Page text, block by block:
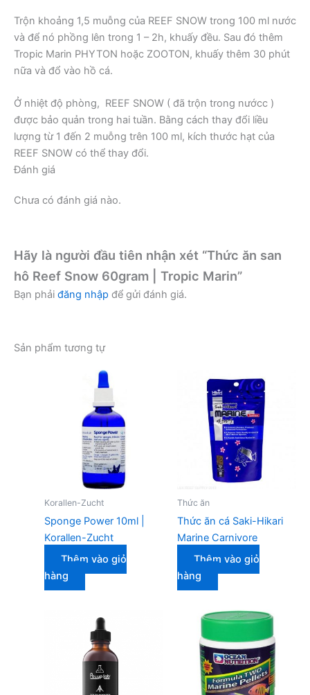
Trộn khoảng 1,5 muỗng của REEF SNOW trong 100 ml nước
và để nó phồng lên trong 1 – 2h, khuấy đều. Sau đó thêm
Tropic Marin PHYTON hoặc ZOOTON, khuấy thêm 30 phút
nữa và đổ vào hồ cá.
Ở nhiệt độ phòng, REEF SNOW ( đã trộn trong nướcc )
được bảo quản trong hai tuần. Bằng cách thay đổi liều
lượng từ 1 đến 2 muỗng trên 100 ml, kích thước hạt của
REEF SNOW có thể thay đổi.
Đánh giá
Chưa có đánh giá nào.
Hãy là người đầu tiên nhận xét “Thức ăn san
hô Reef Snow 60gram | Tropic Marin”
Bạn phải đăng nhập để gửi đánh giá.
Sản phẩm tương tự
Korallen-Zucht
Sponge Power 10ml |
Korallen-Zucht
Thêm vào giỏ
hàng
Thức ăn
Thức ăn cá Saki-Hikari
Marine Carnivore
Thêm vào giỏ
hàng